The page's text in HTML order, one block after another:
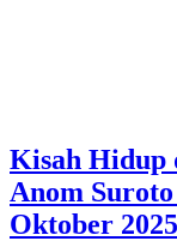
Kisah Hidup
Anom
Oktober 2025